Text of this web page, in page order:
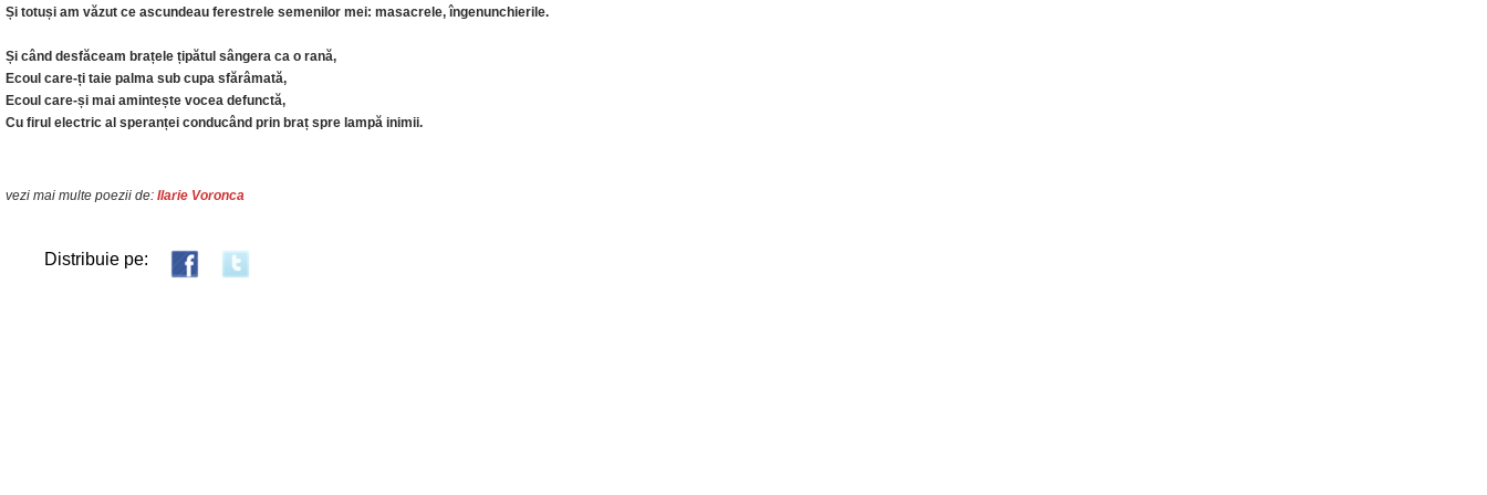
Și totuși am văzut ce ascundeau ferestrele semenilor mei: masacrele, îngenunchierile.
Și când desfăceam brațele țipătul sângera ca o rană,
Ecoul care-ți taie palma sub cupa sfărâmată,
Ecoul care-și mai amintește vocea defunctă,
Cu firul electric al speranței conducând prin braț spre lampă inimii.
vezi mai multe poezii de: Ilarie Voronca
Distribuie pe: